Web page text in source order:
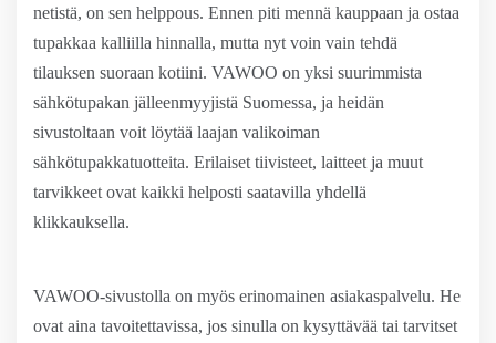
netistä, on sen helppous. Ennen piti mennä kauppaan ja ostaa
tupakkaa kalliilla hinnalla, mutta nyt voin vain tehdä
tilauksen suoraan kotiini. VAWOO on yksi suurimmista
sähkötupakan jälleenmyyjistä Suomessa, ja heidän
sivustoltaan voit löytää laajan valikoiman
sähkötupakkatuotteita. Erilaiset tiivisteet, laitteet ja muut
tarvikkeet ovat kaikki helposti saatavilla yhdellä
klikkauksella.
VAWOO-sivustolla on myös erinomainen asiakaspalvelu. He
ovat aina tavoitettavissa, jos sinulla on kysyttävää tai tarvitset